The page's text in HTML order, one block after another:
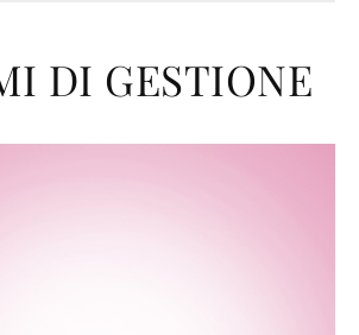
DI GESTIONE